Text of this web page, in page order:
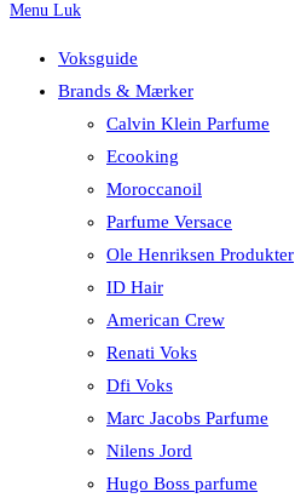
Menu Luk
Voksguide
Brands & Mærker
Calvin Klein Parfume
Ecooking
Moroccanoil
Parfume Versace
Ole Henriksen Produkter
ID Hair
American Crew
Renati Voks
Dfi Voks
Marc Jacobs Parfume
Nilens Jord
Hugo Boss parfume